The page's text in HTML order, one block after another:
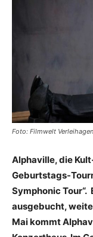
Foto: Filmwelt
Alphaville, die
Geburtstags-
Symphonic
ausgebucht,
Mai kommt